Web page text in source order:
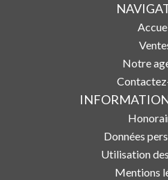
Notre
Données
Utilisation
Mentions